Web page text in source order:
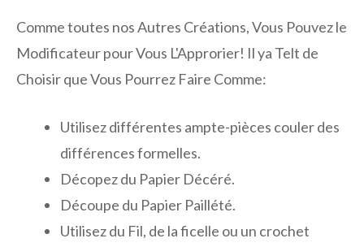
Comme toutes nos Autres Créations, Vous Pouvez le
Modificateur pour Vous L'Approrier! Il ya Telt de
Choisir que Vous Pourrez Faire Comme:
Utilisez différentes ampte-pièces couler des
différences formelles.
Décopez du Papier Décéré.
Découpe du Papier Paillété.
Utilisez du Fil, de la ficelle ou un crochet